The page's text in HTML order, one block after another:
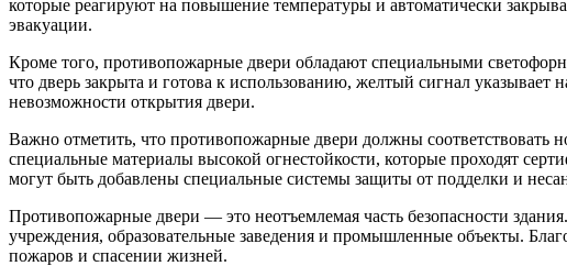
которые реагируют на повышение температуры и автоматически
эвакуации.
Кроме того, противопожарные двери обладают специальными
что дверь закрыта и готова к использованию, желтый сигнал
невозможности открытия двери.
Важно отметить, что противопожарные двери должны
специальные материалы высокой огнестойкости, которые проходят
могут быть добавлены специальные системы защиты от подделки и
Противопожарные двери — это неотъемлемая часть безопасности
учреждения, образовательные заведения и промышленные объекты.
пожаров и спасении жизней.